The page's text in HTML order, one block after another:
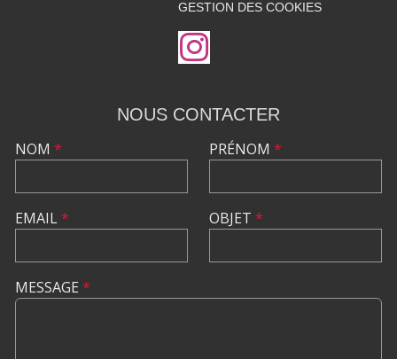
GESTION DES COOKIES
NOUS CONTACTER
NOM *
EMAIL*
PRÉNOM *
OBJET *
MESSAGE *